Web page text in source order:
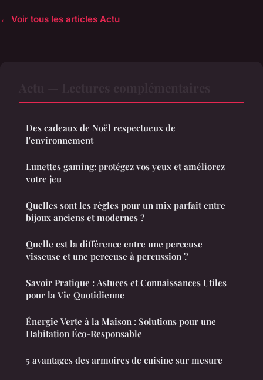
← Voir tous les articles Actu
Des cadeaux de Noël respectueux de
l'environnement
Lunettes gaming: protégez vos yeux et améliorez
votre jeu
Quelles sont les règles pour un mix parfait entre
bijoux anciens et modernes ?
Quelle est la différence entre une perceuse
visseuse et une perceuse à percussion ?
Savoir Pratique : Astuces et Connaissances Utiles
pour la Vie Quotidienne
Énergie Verte à la Maison : Solutions pour une
Habitation Éco-Responsable
5 avantages des armoires de cuisine sur mesure